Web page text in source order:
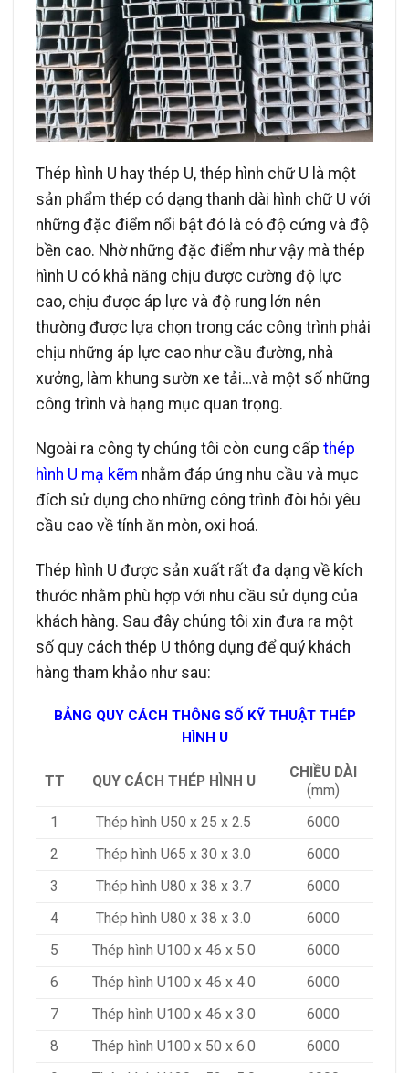
Thép hình U hay thép U, thép hình chữ U là một
sản phẩm thép có dạng thanh dài hình chữ U với
những đặc điểm nổi bật đó là có độ cứng và độ
bền cao. Nhờ những đặc điểm như vậy mà thép
hình U có khả năng chịu được cường độ lực
cao, chịu được áp lực và độ rung lớn nên
thường được lựa chọn trong các công trình phải
chịu những áp lực cao như cầu đường, nhà
xưởng, làm khung sườn xe tải…và một số những
công trình và hạng mục quan trọng.
Ngoài ra công ty chúng tôi còn cung cấp thép
hình U mạ kẽm nhằm đáp ứng nhu cầu và mục
đích sử dụng cho những công trình đòi hỏi yêu
cầu cao về tính ăn mòn, oxi hoá.
Thép hình U được sản xuất rất đa dạng về kích
thước nhằm phù hợp với nhu cầu sử dụng của
khách hàng. Sau đây chúng tôi xin đưa ra một
số quy cách thép U thông dụng để quý khách
hàng tham khảo như sau:
BẢNG QUY CÁCH THÔNG SỐ KỸ THUẬT THÉP
HÌNH U
TT QUY CÁCH THÉP HÌNH U
CHIỀU DÀI
(mm)
1
Thép hình U50 x 25 x 2.5
6000
2
Thép hình U65 x 30 x 3.0
6000
3
Thép hình U80 x 38 x 3.7
6000
4
Thép hình U80 x 38 x 3.0
6000
5
Thép hình U100 x 46 x 5.0
6000
6
Thép hình U100 x 46 x 4.0
6000
7
Thép hình U100 x 46 x 3.0
6000
8
Thép hình U100 x 50 x 6.0
6000